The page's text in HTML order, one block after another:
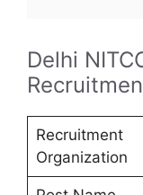
Delhi
Recruitment
Organization